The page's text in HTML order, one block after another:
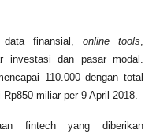
data finansial,online tools,
investasi dan pasar modal.
110.000 dengan total
miliar per 9 April 2018.
fintech yang diberikan